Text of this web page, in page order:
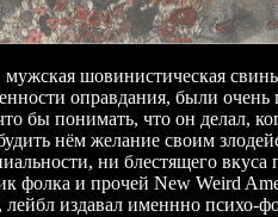
шовинистическая
оправдания, были
бы понимать, что он делал,
нём желание своим
ни блестящего
фолка и прочей New Weird
лейбл издавал именнно психо-